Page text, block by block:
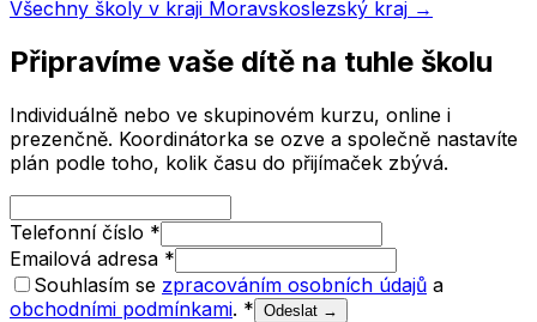
Všechny školy v kraji Moravskoslezský kraj →
Připravíme vaše dítě na tuhle školu
Individuálně nebo ve skupinovém kurzu, online i
prezenčně. Koordinátorka se ozve a společně nastavíte
plán podle toho, kolik času do přijímaček zbývá.
Telefonní číslo *
Emailová adresa *
Souhlasím se zpracováním osobních údajů a
obchodními podmínkami. * Odeslat →